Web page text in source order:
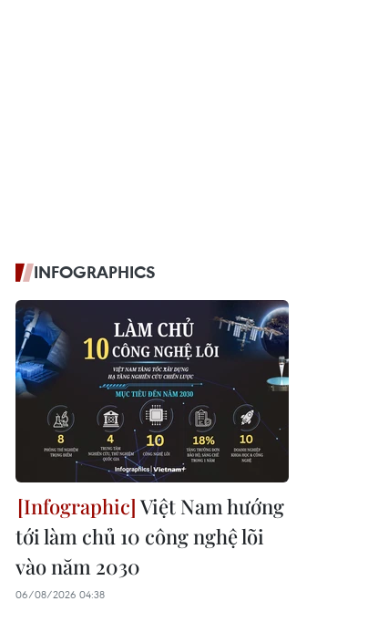
INFOGRAPHICS
Việt Nam hướng
tới làm chủ 10 công nghệ lõi
vào năm 2030
06/08/2026 04:38